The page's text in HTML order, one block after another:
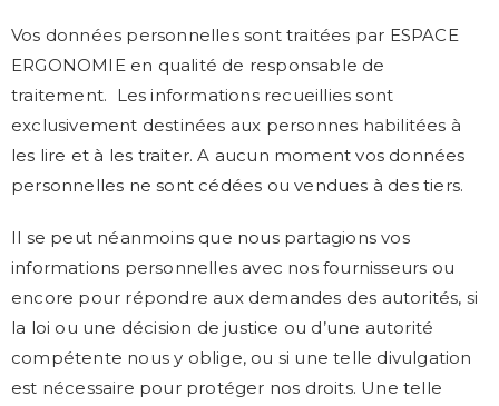
Vos données personnelles sont traitées par ESPACE
ERGONOMIE en qualité de responsable de
traitement. Les informations recueillies sont
exclusivement destinées aux personnes habilitées à
les lire et à les traiter. A aucun moment vos données
personnelles ne sont cédées ou vendues à des tiers.
Il se peut néanmoins que nous partagions vos
informations personnelles avec nos fournisseurs ou
encore pour répondre aux demandes des autorités, si
la loi ou une décision de justice ou d’une autorité
compétente nous y oblige, ou si une telle divulgation
est nécessaire pour protéger nos droits. Une telle